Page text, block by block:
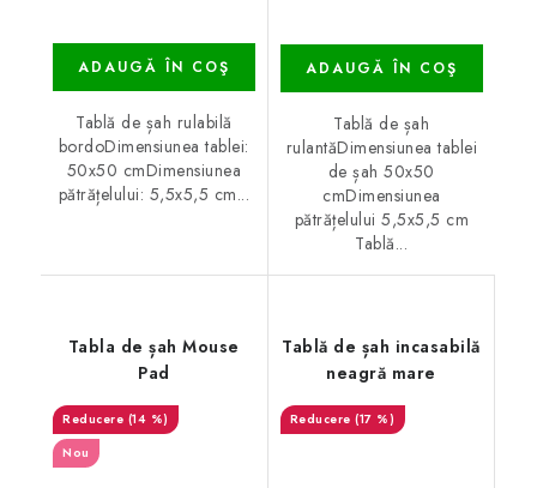
ADAUGĂ ÎN COŞ
Tablă de șah rulabilă
bordoDimensiunea tablei:
50x50 cmDimensiunea
pătrățelului: 5,5x5,5 cm...
ADAUGĂ ÎN COŞ
Tablă de șah
rulantăDimensiunea tablei
de șah 50x50
cmDimensiunea
pătrățelului 5,5x5,5 cm
Tablă...
Tabla de șah Mouse
Pad
(14 %)
Nou
Tablă de șah incasabilă
neagră mare
(17 %)